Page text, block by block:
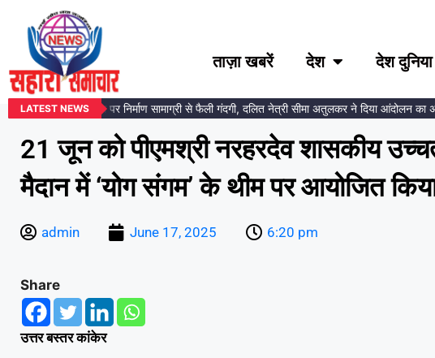
ताज़ा खबरें देश देश दुनिया
LATEST NEWS
प्रतिमा स्थल पर निर्माण सामाग्री से फैली गंदगी, दलित नेत्री सीमा अतुलकर ने दिया आंदोलन का
21 जून को पीएमश्री नरहरदेव शासकीय
मैदान में ‘योग संगम’ के थीम पर आयोजित
admin June 17, 2025 6:20 pm
Share
उत्तर बस्तर कांकेर